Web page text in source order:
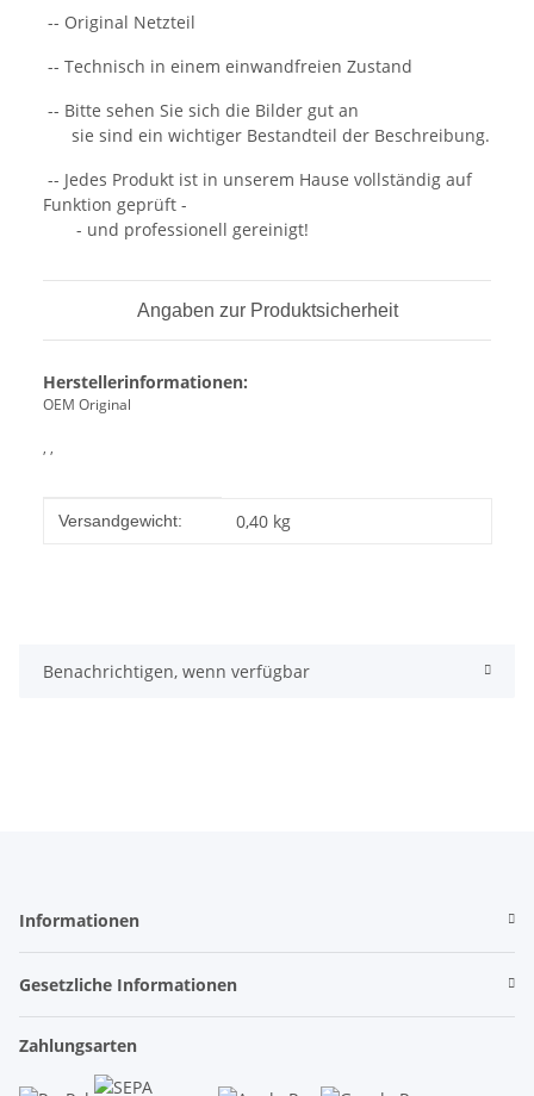
-- Original Netzteil
-- Technisch in einem einwandfreien Zustand
-- Bitte sehen Sie sich die Bilder gut an
sie sind ein wichtiger Bestandteil der Beschreibung.
-- Jedes Produkt ist in unserem Hause vollständig auf
Funktion geprüft -
- und professionell gereinigt!
Angaben zur Produktsicherheit
Herstellerinformationen:
OEM Original
, ,
Produkteigenschaft
Wert
Versandgewicht: 0,40 kg
Benachrichtigen, wenn verfügbar
Informationen
Gesetzliche Informationen
Zahlungsarten